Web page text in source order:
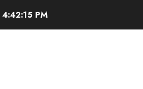
4:42:16 PM